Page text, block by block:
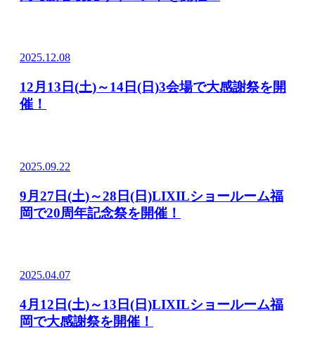
2025.12.08
12月13日(土)～14日(日)3会場で大感謝祭を開
催！
2025.09.22
9月27日(土)～28日(日)LIXILショールーム福
岡で20周年記念祭を開催！
2025.04.07
4月12日(土)～13日(日)LIXILショールーム福
岡で大感謝祭を開催！